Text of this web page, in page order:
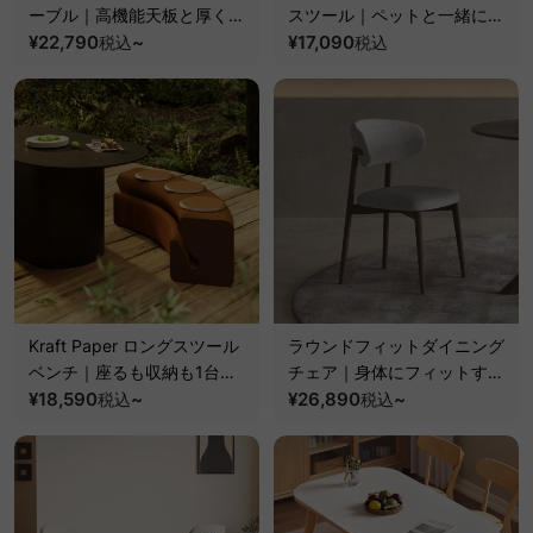
ーブル｜高機能天板と厚く強
いクロス脚デザイン
¥22,790税込~
スツール｜ペットと一緒に使
える折り畳み式猫用ハウスデ
¥17,090税込
Kraft Paper ロングスツール
ベンチ｜座るも収納も1台で
完結×引き伸ばしてすぐに使
¥18,590税込~
ラウンドフィットダイニング
チェア｜身体にフィットする
背もたれと天然木フレームの
20%OFF】
¥26,890税込~